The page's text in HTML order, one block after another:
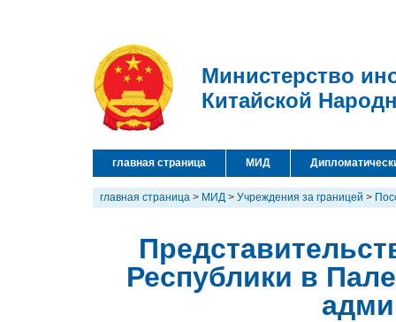
Министерство
Китайской
главная страница МИД
главная страница > МИД > Учреждения за границей >
Республики в